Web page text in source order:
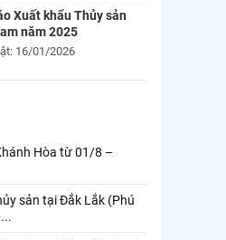
Xuất khẩu Thủy sản
năm 2025
16/01/2026
Hòa từ 01/8 –
sản tại Đắk Lắk (Phú